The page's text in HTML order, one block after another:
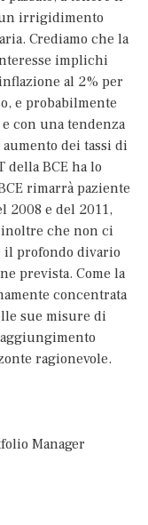
irrigidimento
Crediamo che la
implichi
al 2% per
e probabilmente
con una tendenza
dei tassi di
della BCE ha lo
rimarrà paziente
2008 e del 2011,
inoltre che non ci
il profondo divario
prevista. Come la
concentrata
sue misure di
ragionevole.
Manager